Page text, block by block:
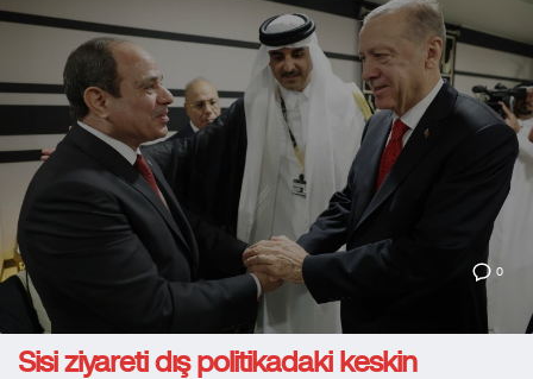
0
Sisi ziyareti dış politikadaki keskin